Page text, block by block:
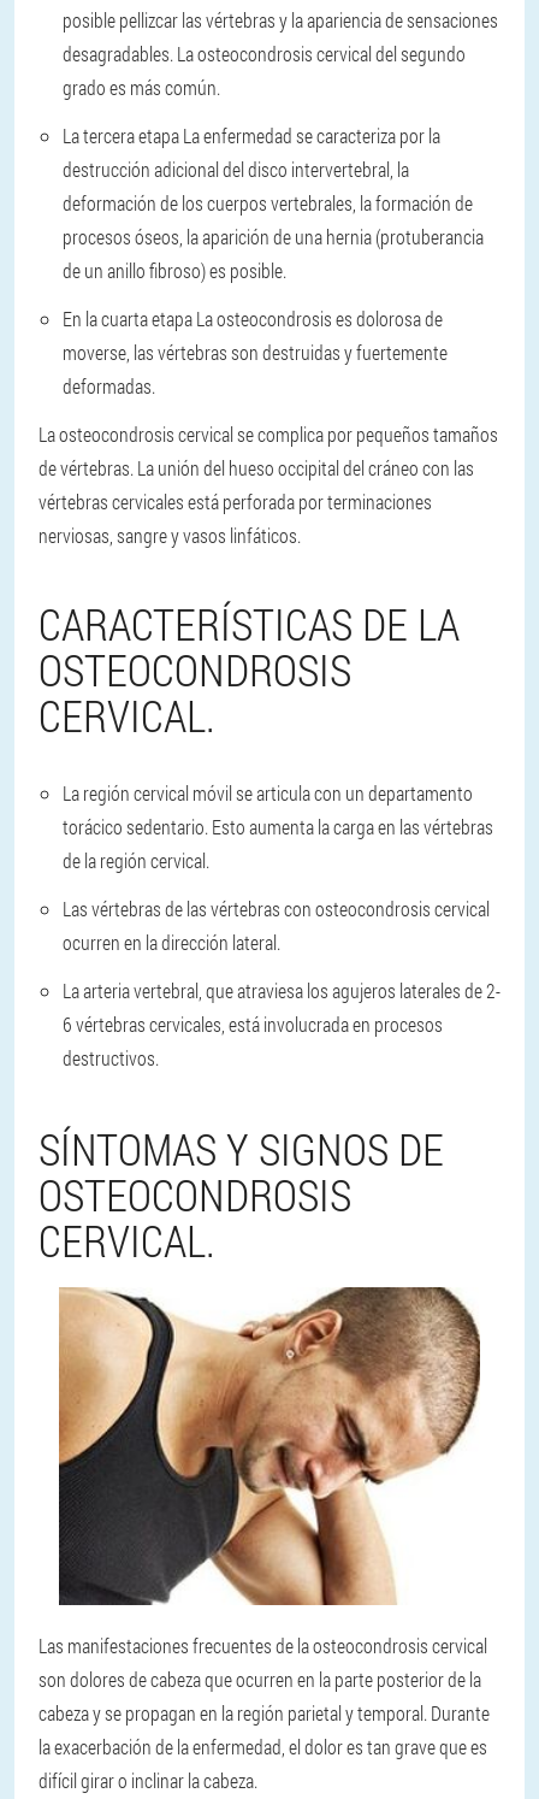
posible pellizcar las vértebras y la apariencia de sensaciones
desagradables. La osteocondrosis cervical del segundo
grado es más común.
La tercera etapaLa enfermedad se caracteriza por la
destrucción adicional del disco intervertebral, la
deformación de los cuerpos vertebrales, la formación de
procesos óseos, la aparición de una hernia (protuberancia
de un anillo fibroso) es posible.
En la cuarta etapaLa osteocondrosis es dolorosa de
moverse, las vértebras son destruidas y fuertemente
deformadas.
La osteocondrosis cervical se complica por pequeños tamaños
de vértebras. La unión del hueso occipital del cráneo con las
vértebras cervicales está perforada por terminaciones
nerviosas, sangre y vasos linfáticos.
CARACTERÍSTICAS DE LA
OSTEOCONDROSIS
CERVICAL.
La región cervical móvil se articula con un departamento
torácico sedentario. Esto aumenta la carga en las vértebras
de la región cervical.
Las vértebras de las vértebras con osteocondrosis cervical
ocurren en la dirección lateral.
La arteria vertebral, que atraviesa los agujeros laterales de 2-
6 vértebras cervicales, está involucrada en procesos
destructivos.
SÍNTOMAS Y SIGNOS DE
OSTEOCONDROSIS
CERVICAL.
Las manifestaciones frecuentes de la osteocondrosis cervical
son dolores de cabeza que ocurren en la parte posterior de la
cabeza y se propagan en la región parietal y temporal. Durante
la exacerbación de la enfermedad, el dolor es tan grave que es
difícil girar o inclinar la cabeza.